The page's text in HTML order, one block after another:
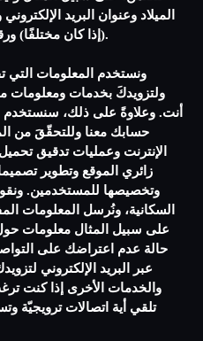
الميلاد وعنوان البريد
(إذا كان مختلفًا) ورقم الهاتف ورقم الهاتف المحمول.
ونستخدم المعلومات التي
ولتزويدكَ بخدمات ومعلومات
أنت. وعلاوةً على ذلك، سنستخدم
حسابك معنا وللتحقّقَ من
الإنترنت وعمليات تدقيق
زائري الموقع وتطوير
وتخصيصها للمستخدمين.
السكانية، ونُرسل المعلومات
على سبيل المثال معلومات
حالة عدم اعتراضك على
عبر البريد الإلكتروني
والخدمات الأخرى إذا كنت
تلقي أية اتصالات ترويجيّة